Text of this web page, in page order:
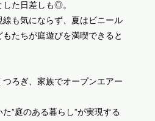
た日差しも◎。
も気にならず、夏はビニール
たちが庭遊びを満喫できると
ろぎ、家族でオープンエアー
”庭のある暮らし”が実現する